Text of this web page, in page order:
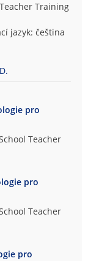
Training
jazyk: čeština
pro
Teacher
pro
Teacher
pro